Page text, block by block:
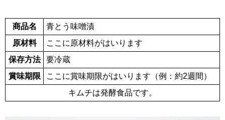
商品名
青とう味噌漬
原材料
ここに原材料がはいります
保存方法
要冷蔵
賞味期限
ここに賞味期限がはいります（例：約2週間）
キムチは発酵食品です。